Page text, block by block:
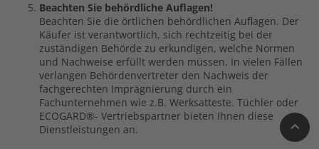
Beachten Sie behördliche Auflagen!
Beachten Sie die örtlichen behördlichen Auflagen. Der
Käufer ist verantwortlich, sich rechtzeitig bei der
zuständigen Behörde zu erkundigen, welche Normen
und Nachweise erfüllt werden müssen. In vielen Fällen
verlangen Behördenvertreter den Nachweis der
fachgerechten Imprägnierung durch ein
Fachunternehmen wie z.B. Werksatteste. Tüchler oder
ECOGARD®- Vertriebspartner bieten Ihnen diese
Dienstleistungen an.